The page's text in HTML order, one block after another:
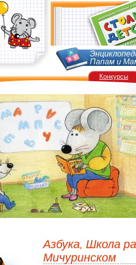
Папам и
Азбука, Школа
Мичуринском
Конкурсы